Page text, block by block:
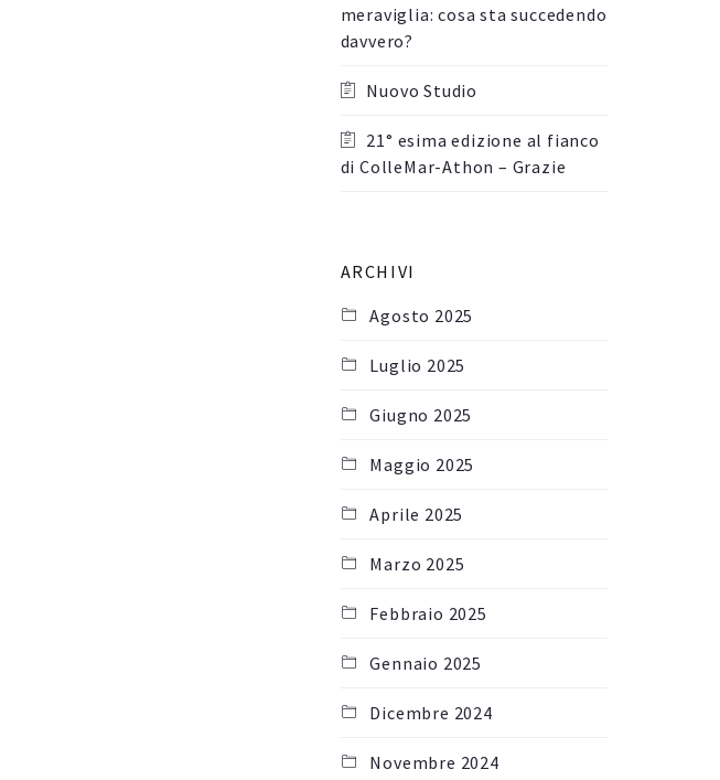
meraviglia: cosa sta succedendo
davvero?
Nuovo Studio
21° esima edizione al fianco
di ColleMar-Athon – Grazie
ARCHIVI
Agosto 2025
Luglio 2025
Giugno 2025
Maggio 2025
Aprile 2025
Marzo 2025
Febbraio 2025
Gennaio 2025
Dicembre 2024
Novembre 2024